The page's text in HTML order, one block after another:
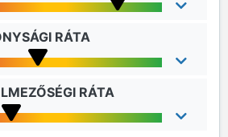
RÁTA
RÁTA